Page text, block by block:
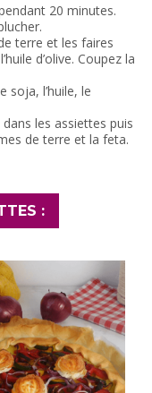
20 minutes.
terre et les faires
d’olive. Coupez la
soja, l’huile, le
les assiettes puis
de terre et la feta.
: